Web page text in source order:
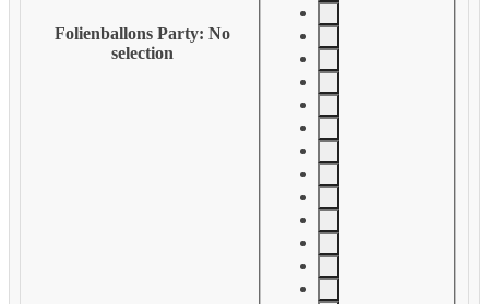
Folienballons Party: No
selection